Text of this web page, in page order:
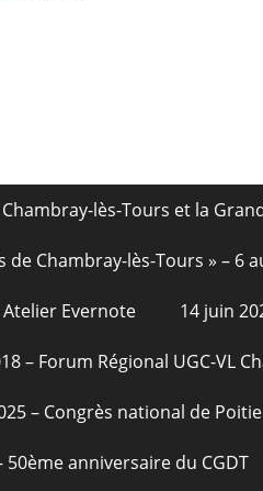
Chambray-lès-Tours et la
de Chambray-lès-Tours » – 6
Atelier Evernote 14 juin
– Forum Régional UGC-VL
– Congrès national de
50ème anniversaire du CGDT